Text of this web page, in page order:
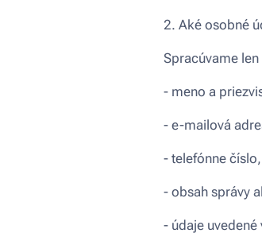
2. Aké osobné
Spracúvame
- meno a
- e-mailová
- telefónne číslo,
- obsah správy
- údaje